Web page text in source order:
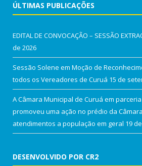
ÚLTIMAS PUBLICAÇÕES
EDITAL DE CONVOCAÇÃO – SESSÃO
de 2026
Sessão Solene em Moção de
todos os Vereadores de Curuá 15 de
A Câmara Municipal de Curuá em
promoveu uma ação no prédio da
atendimentos a população em geral 19
DESENVOLVIDO POR CR2